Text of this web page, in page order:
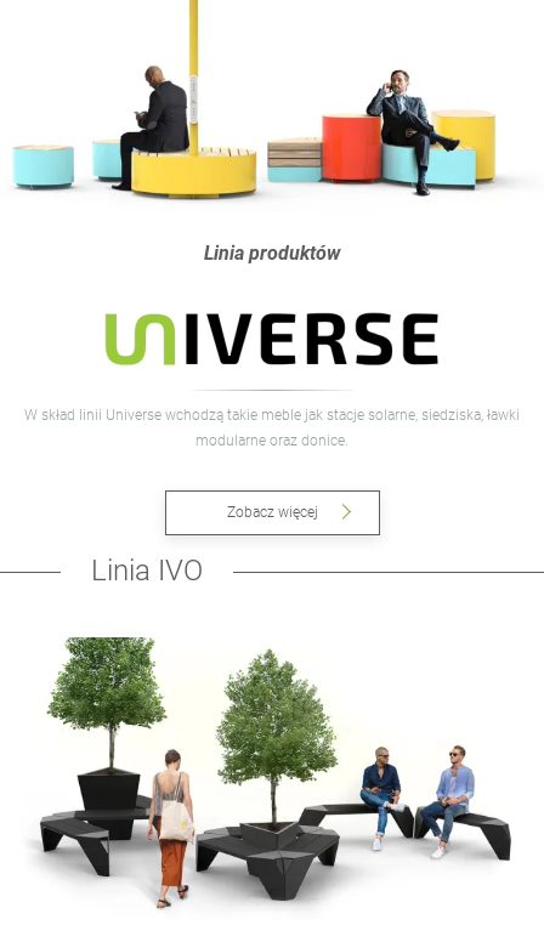
Linia produktów
W skład linii Universe wchodzą takie meble jak stacje solarne, siedziska, ławki
modularne oraz donice.
Zobacz więcej
Linia IVO